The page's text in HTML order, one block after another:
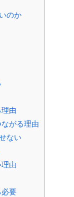
のか
由
がる理由
ない
由
要